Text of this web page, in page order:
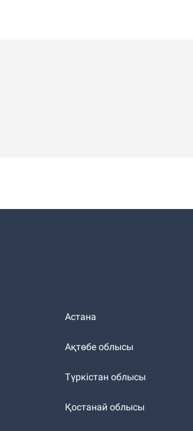
Астана
Ақтөбе облысы
Түркістан облысы
Қостанай облысы